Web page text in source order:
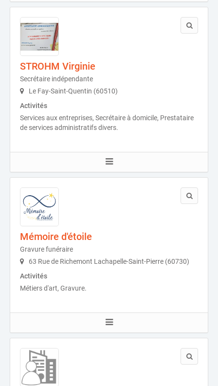
STROHM Virginie
Secrétaire indépendante
Le Fay-Saint-Quentin (60510)
Activités
Services aux entreprises, Secrétaire à domicile, Prestataire
de services administratifs divers.
Mémoire d'étoile
Gravure funéraire
63 Rue de Richemont Lachapelle-Saint-Pierre (60730)
Activités
Métiers d'art, Gravure.